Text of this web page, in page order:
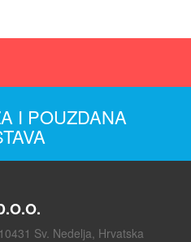
I POUZDANA
Sv. Nedelja, Hrvatska